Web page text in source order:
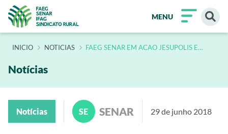
MENU
INÍCIO NOTICIAS FAEG SENAR EM ACAO JESUPOLIS E
Notícias
Notícias SE SENAR 29 de junho 2018